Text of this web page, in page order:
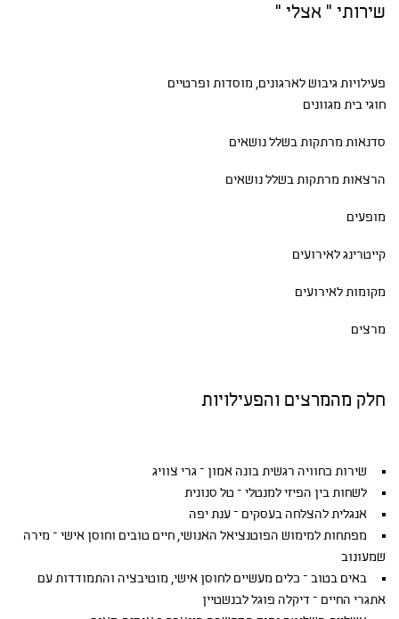
שירותי " אצלי "
פעילויות גיבושלארגונים, מוסדות ופרטיים
חוגי בית מגוונים
סדנאות מרתקות בשלל נושאים
הרצאות מרתקות בשלל נושאים
מופעים
קייטרינג לאירועים
מקומות לאירועים
מרצים
חלק מהמרצים והפעילויות
שירות כחוויה רגשית בונה אמון – גרי צוויג
לשחות בין הפיזי למנטלי – טל סנונית
אנגלית להצלחה בעסקים – ענת יפה
מפתחות למימוש הפוטנציאל האנושי, חיים טובים וחוסן אישי – מירה
שמעונוב
באים בטוב – כלים מעשיים לחוסן אישי, מוטיבציה והתמודדות עם
אתגרי החיים – דיקלה פוגל לבנשטיין